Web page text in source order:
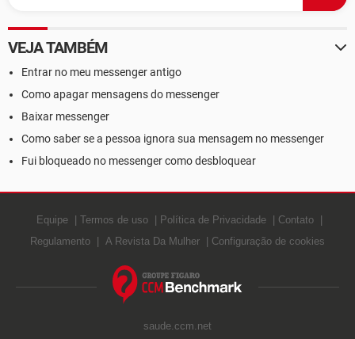
VEJA TAMBÉM
Entrar no meu messenger antigo
Como apagar mensagens do messenger
Baixar messenger
Como saber se a pessoa ignora sua mensagem no messenger
Fui bloqueado no messenger como desbloquear
Equipe Termos de uso Política de Privacidade
Contato
Regulamento
A Revista Da Mulher Configuração de cookies
saude.ccm.net